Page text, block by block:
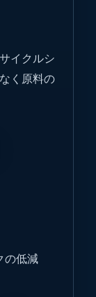
イクルシ
く原料の
の低減